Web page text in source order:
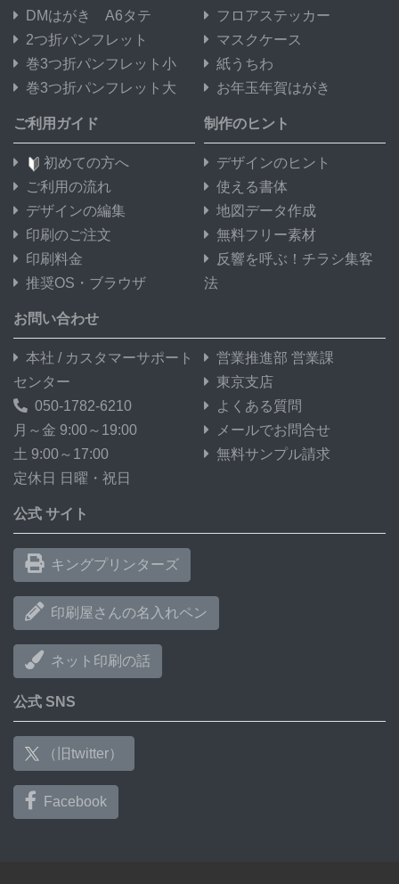
DMはがき A6タテ
2つ折パンフレット
巻3つ折パンフレット小
巻3つ折パンフレット大
フロアステッカー
マスクケース
紙うちわ
お年玉年賀はがき
ご利用ガイド
初めての方へ
ご利用の流れ
デザインの編集
印刷のご注文
印刷料金
推奨OS・ブラウザ
制作のヒント
デザインのヒント
使える書体
地図データ作成
無料フリー素材
反響を呼ぶ！チラシ集客
法
お問い合わせ
本社 / カスタマーサポート
センター
050-1782-6210
月～金 9:00～19:00
土 9:00～17:00
定休日 日曜・祝日
営業推進部 営業課
東京支店
よくある質問
メールでお問合せ
無料サンプル請求
公式 サイト
キングプリンターズ
印刷屋さんの名入れペン
ネット印刷の話
公式 SNS
（旧twitter）
Facebook